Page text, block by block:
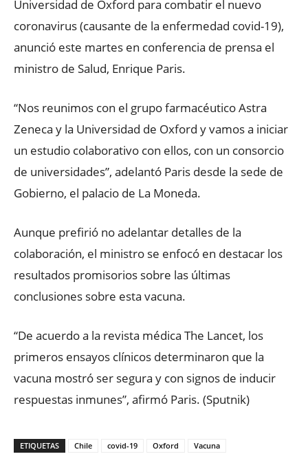
Universidad de Oxford para combatir el nuevo
coronavirus (causante de la enfermedad covid-19),
anunció este martes en conferencia de prensa el
ministro de Salud, Enrique Paris.
“Nos reunimos con el grupo farmacéutico Astra
Zeneca y la Universidad de Oxford y vamos a iniciar
un estudio colaborativo con ellos, con un consorcio
de universidades”, adelantó Paris desde la sede de
Gobierno, el palacio de La Moneda.
Aunque prefirió no adelantar detalles de la
colaboración, el ministro se enfocó en destacar los
resultados promisorios sobre las últimas
conclusiones sobre esta vacuna.
“De acuerdo a la revista médica The Lancet, los
primeros ensayos clínicos determinaron que la
vacuna mostró ser segura y con signos de inducir
respuestas inmunes”, afirmó Paris. (Sputnik)
ETIQUETAS Chile covid-19 Oxford Vacuna